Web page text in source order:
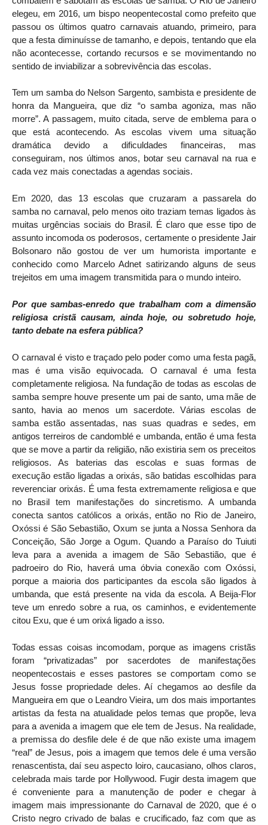
elegeu, em 2016, um bispo neopentecostal como prefeito que
passou os últimos quatro carnavais atuando, primeiro, para
que a festa diminuísse de tamanho, e depois, tentando que ela
não acontecesse, cortando recursos e se movimentando no
sentido de inviabilizar a sobrevivência das escolas.
Tem um samba do Nelson Sargento, sambista e presidente de
honra da Mangueira, que diz “o samba agoniza, mas não
morre”. A passagem, muito citada, serve de emblema para o
que está acontecendo. As escolas vivem uma situação
dramática devido a dificuldades financeiras, mas
conseguiram, nos últimos anos, botar seu carnaval na rua e
cada vez mais conectadas a agendas sociais.
Em 2020, das 13 escolas que cruzaram a passarela do
samba no carnaval, pelo menos oito traziam temas ligados às
muitas urgências sociais do Brasil. É claro que esse tipo de
assunto incomoda os poderosos, certamente o presidente Jair
Bolsonaro não gostou de ver um humorista importante e
conhecido como Marcelo Adnet satirizando alguns de seus
trejeitos em uma imagem transmitida para o mundo inteiro.
Por que sambas-enredo que trabalham com a dimensão
religiosa cristã causam, ainda hoje, ou sobretudo hoje,
tanto debate na esfera pública?
O carnaval é visto e traçado pelo poder como uma festa pagã,
mas é uma visão equivocada. O carnaval é uma festa
completamente religiosa. Na fundação de todas as escolas de
samba sempre houve presente um pai de santo, uma mãe de
santo, havia ao menos um sacerdote. Várias escolas de
samba estão assentadas, nas suas quadras e sedes, em
antigos terreiros de candomblé e umbanda, então é uma festa
que se move a partir da religião, não existiria sem os preceitos
religiosos. As baterias das escolas e suas formas de
execução estão ligadas a orixás, são batidas escolhidas para
reverenciar orixás. É uma festa extremamente religiosa e que
no Brasil tem manifestações do sincretismo. A umbanda
conecta santos católicos a orixás, então no Rio de Janeiro,
Oxóssi é São Sebastião, Oxum se junta a Nossa Senhora da
Conceição, São Jorge a Ogum. Quando a Paraíso do Tuiuti
leva para a avenida a imagem de São Sebastião, que é
padroeiro do Rio, haverá uma óbvia conexão com Oxóssi,
porque a maioria dos participantes da escola são ligados à
umbanda, que está presente na vida da escola. A Beija-Flor
teve um enredo sobre a rua, os caminhos, e evidentemente
citou Exu, que é um orixá ligado a isso.
Todas essas coisas incomodam, porque as imagens cristãs
foram “privatizadas” por sacerdotes de manifestações
neopentecostais e esses pastores se comportam como se
Jesus fosse propriedade deles. Aí chegamos ao desfile da
Mangueira em que o Leandro Vieira, um dos mais importantes
artistas da festa na atualidade pelos temas que propõe, leva
para a avenida a imagem que ele tem de Jesus. Na realidade,
a premissa do desfile dele é de que não existe uma imagem
“real” de Jesus, pois a imagem que temos dele é uma versão
renascentista, daí seu aspecto loiro, caucasiano, olhos claros,
celebrada mais tarde por Hollywood. Fugir desta imagem que
é conveniente para a manutenção de poder e chegar à
imagem mais impressionante do Carnaval de 2020, que é o
Cristo negro crivado de balas e crucificado, faz com que as